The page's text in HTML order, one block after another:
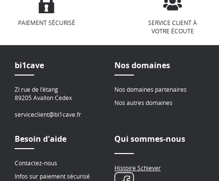
PAIEMENT SÉCURISÉ
SERVICE CLIENT À
VOTRE ÉCOUTE
bi1cave
ZI rue de l’étang
89205 Avallon Cedex
serviceclient@bi1cave.fr
Nos domaines
Nos domaines partenaires
Nos autres domaines
Besoin d'aide
Contactez-nous
Infos sur paiement sécurisé
Qui sommes-nous
Histoire Schiever